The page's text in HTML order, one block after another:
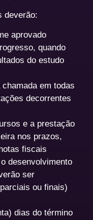
deverão:
aprovado
quando
do estudo
em todas
decorrentes
e a prestação
nos prazos,
fiscais
desenvolvimento
ser
ou finais)
dias do término